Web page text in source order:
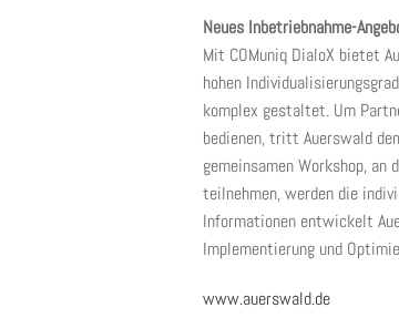
Neues Inbetriebnahme-
Mit COMuniq DialoX bietet
hohen
komplex gestaltet. Um
bedienen, tritt Auerswald
gemeinsamen Workshop, an
teilnehmen, werden die
Informationen entwickelt
Implementierung und
www.auerswald.de